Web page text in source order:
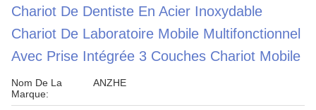
Chariot De Dentiste En Acier Inoxydable
Chariot De Laboratoire Mobile Multifonctionnel
Avec Prise Intégrée 3 Couches Chariot Mobile
Nom De La
Marque:
ANZHE